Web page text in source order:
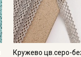
Кружево цв.серо-